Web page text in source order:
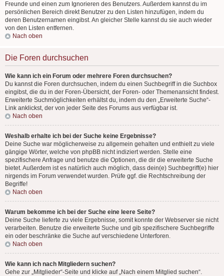
Freunde und einen zum Ignorieren des Benutzers. Außerdem kannst du im
persönlichen Bereich direkt Benutzer zu den Listen hinzufügen, indem du
deren Benutzernamen eingibst. An gleicher Stelle kannst du sie auch wieder
von den Listen entfernen.
Nach oben
Die Foren durchsuchen
Wie kann ich ein Forum oder mehrere Foren durchsuchen?
Du kannst die Foren durchsuchen, indem du einen Suchbegriff in die Suchbox
eingibst, die du in der Foren-Übersicht, der Foren- oder Themenansicht findest.
Erweiterte Suchmöglichkeiten erhältst du, indem du den „Erweiterte Suche“-
Link anklickst, der von jeder Seite des Forums aus verfügbar ist.
Nach oben
Weshalb erhalte ich bei der Suche keine Ergebnisse?
Deine Suche war möglicherweise zu allgemein gehalten und enthielt zu viele
gängige Wörter, welche von phpBB nicht indiziert werden. Stelle eine
spezifischere Anfrage und benutze die Optionen, die dir die erweiterte Suche
bietet. Außerdem ist es natürlich auch möglich, dass dein(e) Suchbegriff(e) hier
nirgends im Forum verwendet wurden. Prüfe ggf. die Rechtschreibung der
Begriffe!
Nach oben
Warum bekomme ich bei der Suche eine leere Seite?
Deine Suche lieferte zu viele Ergebnisse, somit konnte der Webserver sie nicht
verarbeiten. Benutze die erweiterte Suche und gib spezifischere Suchbegriffe
ein oder beschränke die Suche auf verschiedene Unterforen.
Nach oben
Wie kann ich nach Mitgliedern suchen?
Gehe zur „Mitglieder“-Seite und klicke auf „Nach einem Mitglied suchen“.